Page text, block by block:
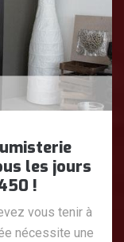
les jours
!
vous tenir à
nécessite une